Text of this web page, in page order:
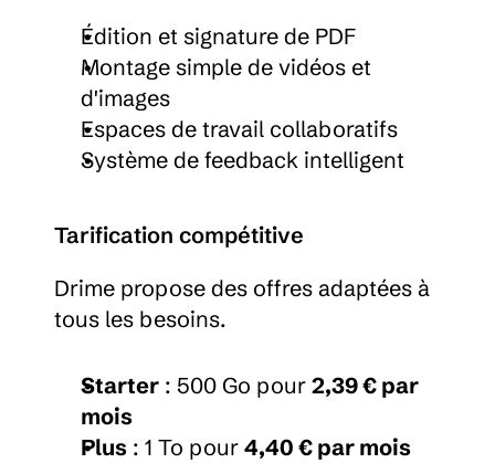
Édition et signature de PDF
Montage simple de vidéos et
d'images
Espaces de travail collaboratifs
Système de feedback intelligent
Tarification compétitive
Drime propose des offres adaptées à
tous les besoins.
Starter : 500 Go pour 2,39 € par
mois
Plus : 1 To pour 4,40 € par mois